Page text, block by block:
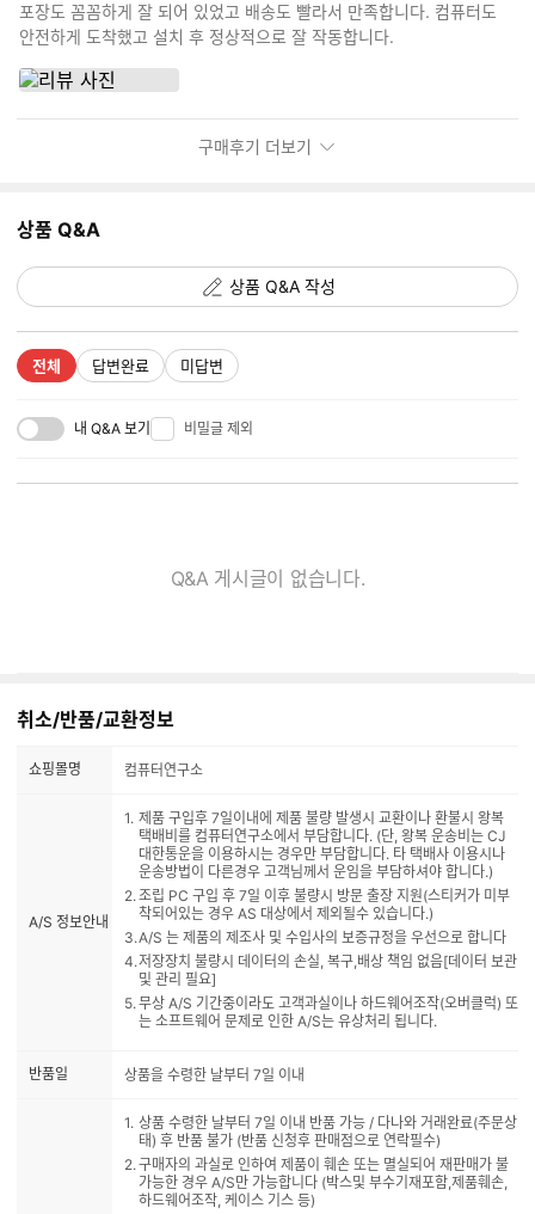
포장도 꼼꼼하게 잘 되어 있었고 배송도 빨라서 만족합니다. 컴퓨터도
안전하게 도착했고 설치 후 정상적으로 잘 작동합니다.
구매후기 더보기
상품 Q&A
상품 Q&A 작성
전체 답변완료 미답변
내 Q&A 보기 비밀글 제외
Q&A 게시글이 없습니다.
취소/반품/교환정보
쇼핑몰명 컴퓨터연구소
A/S 정보안내
제품 구입후 7일이내에 제품 불량 발생시 교환이나 환불시 왕복
택배비를 컴퓨터연구소에서 부담합니다. (단, 왕복 운송비는 CJ
대한통운을 이용하시는 경우만 부담합니다. 타 택배사 이용시나
운송방법이 다른경우 고객님께서 운임을 부담하셔야 합니다.)
조립 PC 구입 후 7일 이후 불량시 방문 출장 지원(스티커가 미부
착되어있는 경우 AS 대상에서 제외될수 있습니다.)
A/S 는 제품의 제조사 및 수입사의 보증규정을 우선으로 합니다
저장장치 불량시 데이터의 손실, 복구,배상 책임 없음[데이터 보관
및 관리 필요]
무상 A/S 기간중이라도 고객과실이나 하드웨어조작(오버클럭) 또
는 소프트웨어 문제로 인한 A/S는 유상처리 됩니다.
반품일 상품을 수령한 날부터 7일 이내
상품 수령한 날부터 7일 이내 반품 가능 / 다나와 거래완료(주문상
태) 후 반품 불가 (반품 신청후 판매점으로 연락필수)
구매자의 과실로 인하여 제품이 훼손 또는 멸실되어 재판매가 불
가능한 경우 A/S만 가능합니다 (박스및 부수기재포함,제품훼손,
하드웨어조작, 케이스 기스 등)